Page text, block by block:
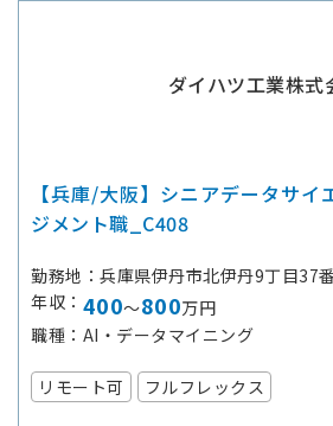
ダイハツ工業株式
【兵庫/大阪】シニアデータサイ
ジメント職_C408
勤務地
兵庫県伊丹市北伊丹9丁目37
年収
400～800万円
職種
AI・データマイニング
リモート可 フルフレックス